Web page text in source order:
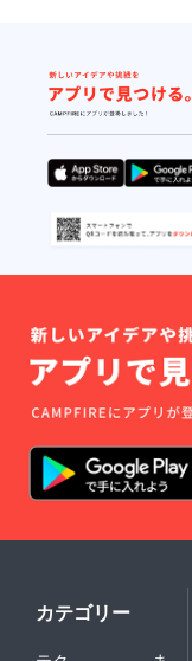
カテゴリー